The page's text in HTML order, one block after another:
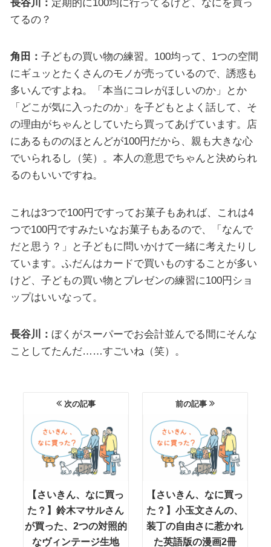
てるの？
角田： 子どもの買い物の練習。100均って、1つの空間
にギュッとたくさんのモノが売っているので、誘惑も
多いんですよね。「本当にコレがほしいのか」とか
「どこが気に入ったのか」を子どもとよく話して、そ
の理由がちゃんとしていたら買ってあげています。店
にあるもののほとんどが100円だから、親も大きな心
でいられるし（笑）。本人の意思でちゃんと決められ
るのもいいですね。
これは3つで100円ですってお菓子もあれば、これは4
つで100円ですみたいなお菓子もあるので、「なんで
だと思う？」と子どもに問いかけて一緒に考えたりし
ています。ふだんはカードで買いものすることが多い
けど、子どもの買い物とプレゼンの練習に100円ショ
ップはいいなって。
長谷川： ぼくがスーパーでお会計並んでる間にそんな
ことしてたんだ……すごいね（笑）。
次の記事
【さいきん、なに買っ
た？】鈴木マサルさん
が買った、2つの対照的
なヴィンテージ生地
前の記事
【さいきん、なに買っ
た？】小玉文さんの、
装丁の自由さに惹かれ
た英語版の漫画2冊